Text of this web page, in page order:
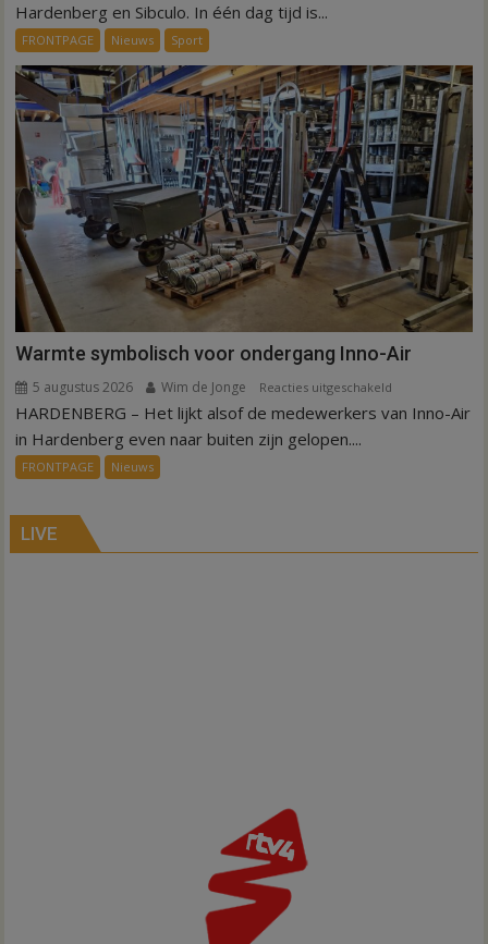
kunstgras
weg
in
Hardenberg
en
Sibculo
Hardenberg en Sibculo. In één dag tijd is...
FRONTPAGE Nieuws Sport
Warmte symbolisch voor ondergang Inno-Air
5 augustus 2026 Wim de Jonge Reacties uitgeschakeld
Warmte
HARDENBERG – Het lijkt alsof de medewerkers van Inno-Air
in Hardenberg even naar buiten zijn gelopen....
FRONTPAGE Nieuws
LIVE